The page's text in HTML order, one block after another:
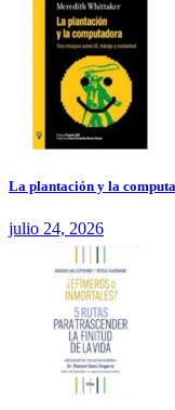
La plantación y la
julio 24, 2026